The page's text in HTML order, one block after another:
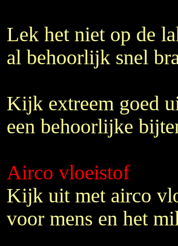
Lek het niet op de
al behoorlijk snel
Kijk extreem goed
een behoorlijke
Airco vloeistof
Kijk uit met airco
voor mens en het